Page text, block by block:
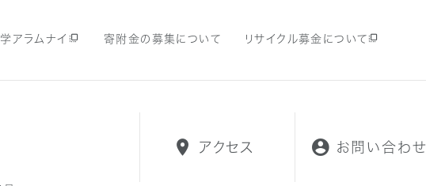
アラムナイ 寄附金の募集について リサイクル募金について
アクセス お問い合わせ